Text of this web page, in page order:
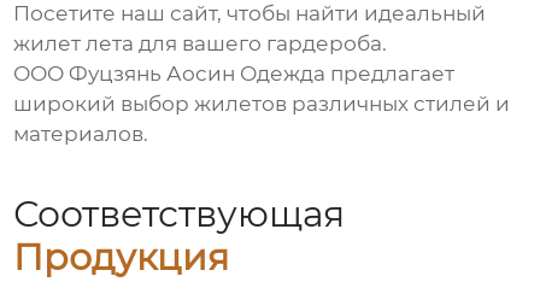
Посетите наш сайт, чтобы найти идеальный
жилет лета для вашего гардероба.
ООО Фуцзянь Аосин Одежда предлагает
широкий выбор жилетов различных стилей и
материалов.
Соответствующая
Продукция